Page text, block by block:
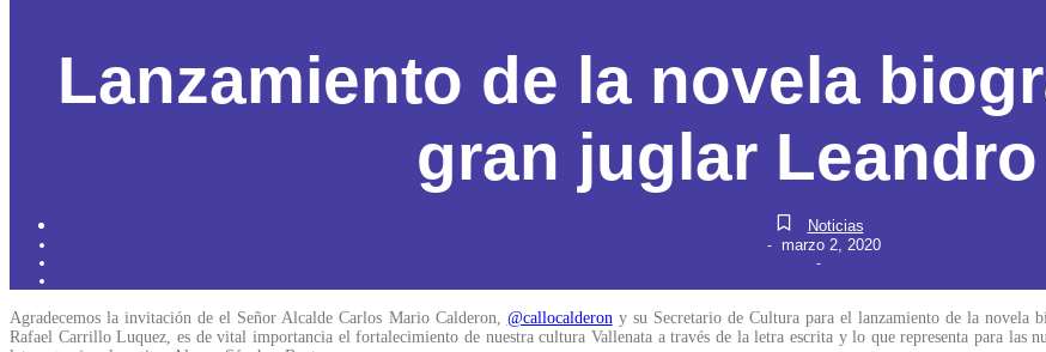
Lanzamiento de la novela
gran juglar
Noticias
- marzo 2, 2020
-
Agradecemos la invitación de el Señor Alcalde Carlos Mario Calderon, @callocalderony su Secretario de Cultura para el lanzamiento de la novela
Rafael Carrillo Luquez, es de vital importancia el fortalecimiento de nuestra cultura Vallenata a través de la letra escrita y lo que representa para las